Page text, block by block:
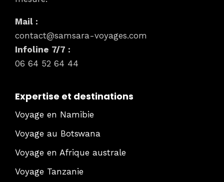
Mail :
contact@samsara-voyages.com
Infoline 7/7 :
06 64 52 64 44
Expertise et destinations
Voyage en Namibie
Voyage au Botswana
Voyage en Afrique australe
Voyage Tanzanie